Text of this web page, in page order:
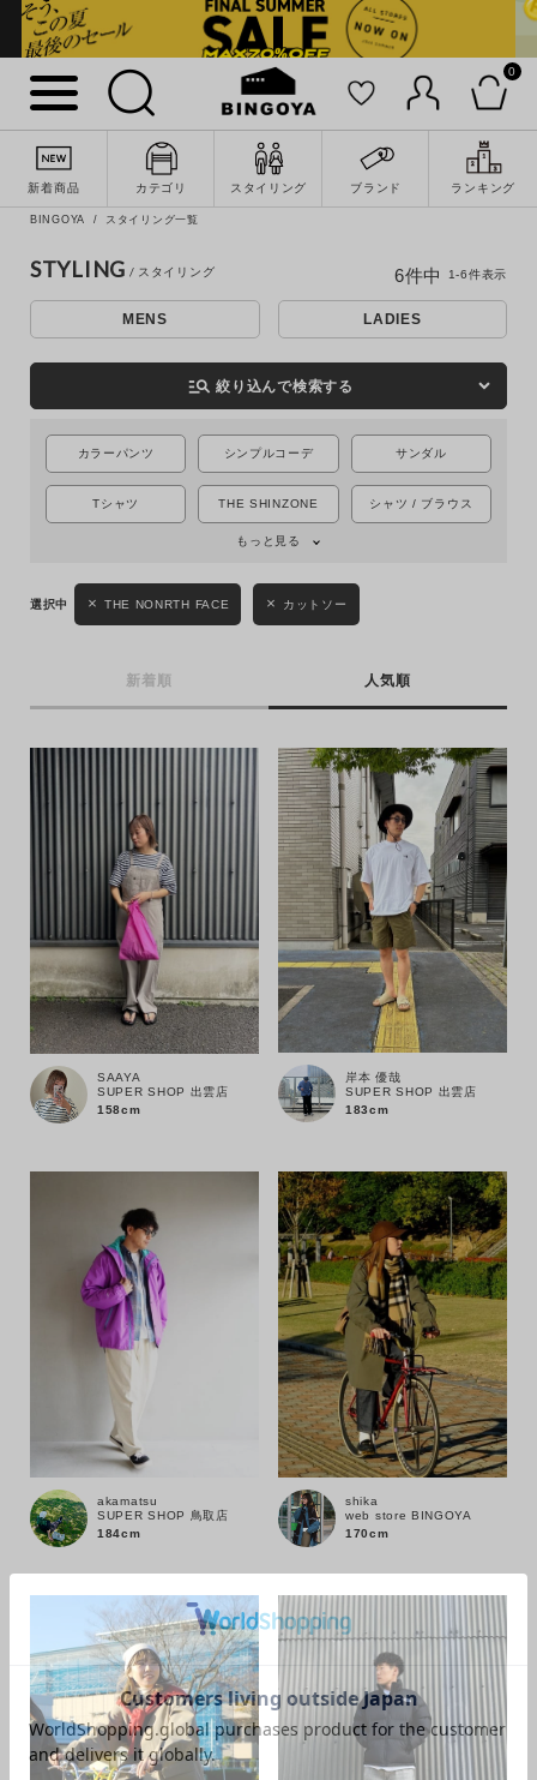
0
新着商品 カテゴリ スタイリング ブランド ランキング
MENS LADIES KIDS
サイズ
ブランド
BINGOYA スタイリング一覧
STYLING
MENS LADIES
manage_search 絞り込んで検索する
カラーパンツ シンプルコーデ サンダル
Tシャツ THE SHINZONE シャツ / ブラウス
もっと見る
THE NONRTH FACE カットソー
新着順 人気順
6件中 1-6件表示
SAAYA
SUPER SHOP 出雲店
158cm
岸本 優哉
SUPER SHOP 出雲店
183cm
akamatsu
SUPER SHOP 鳥取店
184cm
shika
web store BINGOYA
170cm